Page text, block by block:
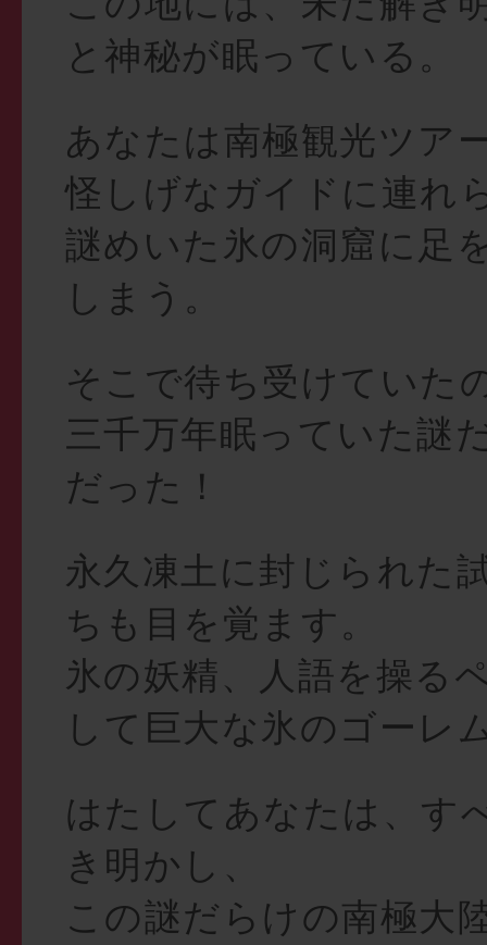
と神秘が眠っている。
あなたは南極観光ツア
怪しげなガイドに連れ
謎めいた氷の洞窟に足
しまう。
そこで待ち受けていた
三千万年眠っていた謎
だった！
永久凍土に封じられた
ちも目を覚ます。
氷の妖精、人語を操る
して巨大な氷のゴーレ
はたしてあなたは、す
き明かし、
この謎だらけの南極大